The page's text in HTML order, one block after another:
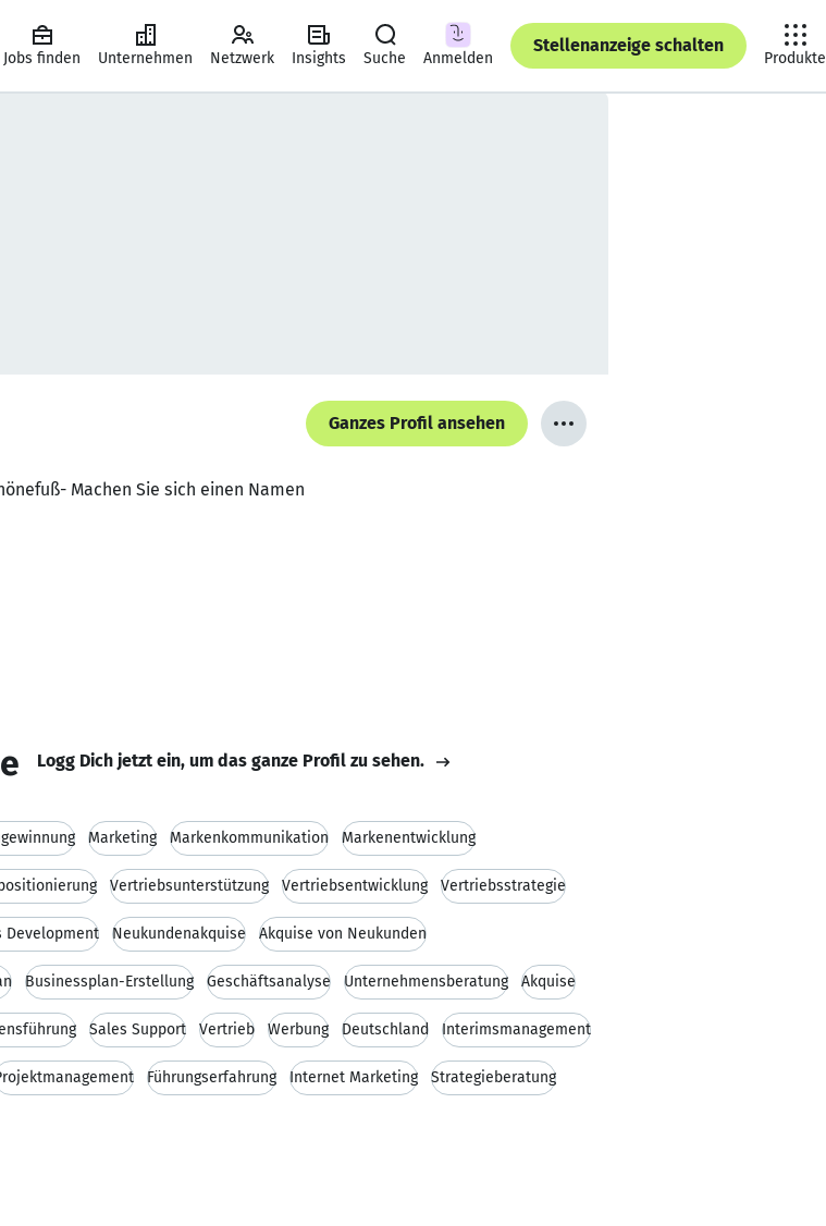
Jobs finden Unternehmen Netzwerk Insights Suche Anmelden
Stellenanzeige schalten
Produkte
Ganzes Profil ansehen
Machen Sie sich einen Namen
Logg Dich jetzt ein, um das ganze Profil zu sehen.
Marketing Markenkommunikation Markenentwicklung
Vertriebsunterstützung Vertriebsentwicklung Vertriebsstrategie
Development Neukundenakquise Akquise von Neukunden
Businessplan-Erstellung Geschäftsanalyse Unternehmensberatung Akquise
Sales Support Vertrieb Werbung Deutschland Interimsmanagement
Führungserfahrung Internet Marketing Strategieberatung